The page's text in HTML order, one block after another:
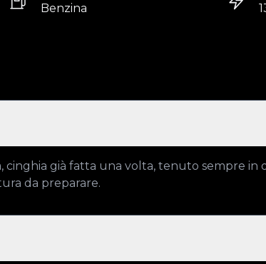
Benzina
già fatta una volta, tenuto sempre in
da preparare.